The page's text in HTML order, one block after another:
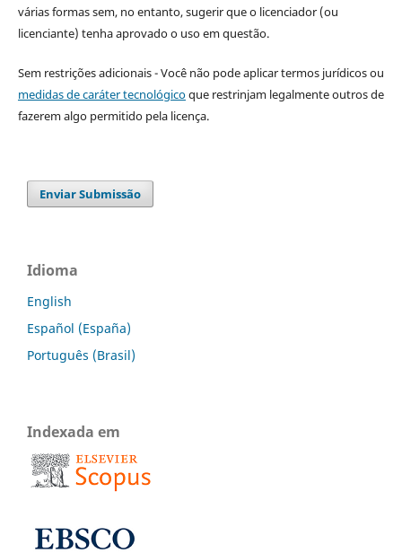
várias formas sem, no entanto, sugerir que o licenciador (ou
licenciante) tenha aprovado o uso em questão.
Sem restrições adicionais - Você não pode aplicar termos jurídicos ou
medidas de caráter tecnológicoque restrinjam legalmente outros de
fazerem algo permitido pela licença.
Enviar Submissão
Idioma
English
Español (España)
Português (Brasil)
Indexada em